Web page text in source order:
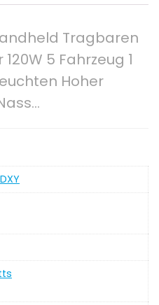
Tragbaren
5 Fahrzeug 1
Hoher